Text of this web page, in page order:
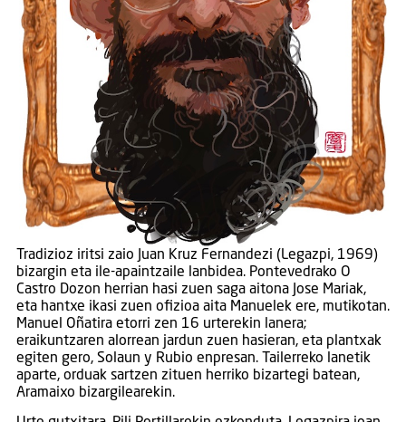
Tradizioz iritsi zaio Juan Kruz Fernandezi (Legazpi, 1969)
bizargin eta ile-apaintzaile lanbidea. Pontevedrako O
Castro Dozon herrian hasi zuen saga aitona Jose Mariak,
eta hantxe ikasi zuen ofizioa aita Manuelek ere, mutikotan.
Manuel Oñatira etorri zen 16 urterekin lanera;
eraikuntzaren alorrean jardun zuen hasieran, eta plantxak
egiten gero, Solaun y Rubio enpresan. Tailerreko lanetik
aparte, orduak sartzen zituen herriko bizartegi batean,
Aramaixo bizargilearekin.